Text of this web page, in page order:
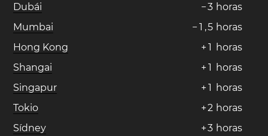
Dubái
−3 horas
Mumbai
− 1 ,5 horas
Hong Kong
+ 1 horas
Shangai
+ 1 horas
Singapur
+ 1 horas
Tokio
+2 horas
Sídney
+3 horas